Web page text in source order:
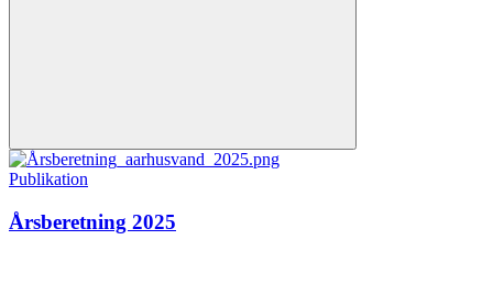
Publikation
Årsberetning 2025